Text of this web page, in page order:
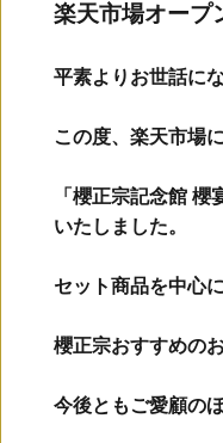
楽天市場オープ
平素よりお世話に
この度、楽天市場
「櫻正宗記念館
いたしました。
セット商品を中心に
櫻正宗おすすめの
今後ともご愛顧のほ